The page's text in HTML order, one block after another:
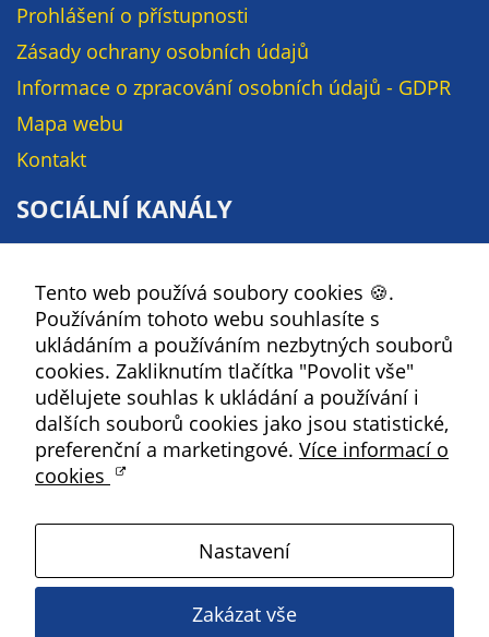
Prohlášení o přístupnosti
Zásady ochrany osobních údajů
Informace o zpracování osobních údajů - GDPR
Mapa webu
Kontakt
SOCIÁLNÍ KANÁLY
YouTube
Instagram
RSS
Kbely
Satalice
Tento web používá soubory cookies 🍪.
Používáním tohoto webu souhlasíte s
ukládáním a používáním nezbytných souborů
cookies. Zakliknutím tlačítka "Povolit vše"
udělujete souhlas k ukládání a používání i
dalších souborů cookies jako jsou statistické,
preferenční a marketingové. Více informací o
cookies
Nastavení
Zakázat vše
které ukazují
na konkrétní
uživatelé
vztahu k Vaší
návštěvě,
ztrácíme
možnost
analýzy
výkonu a
optimalizace
našich
Personalizované
Používáme rovněž